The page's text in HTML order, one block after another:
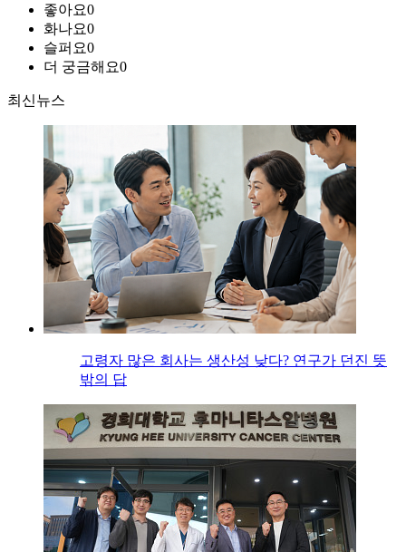
좋아요0
화나요0
슬퍼요0
더 궁금해요0
최신뉴스
고령자 많은 회사는 생산성 낮다? 연구가 던진 뜻
밖의 답